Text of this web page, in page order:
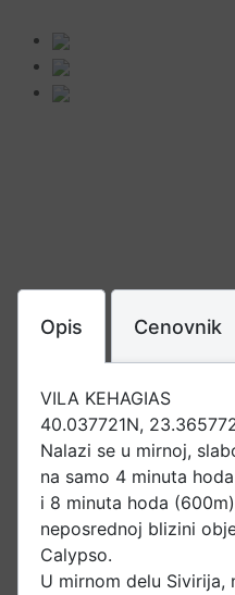
Opis Cenovnik
VILA KEHAGIAS
40.037721N,
Nalazi se u mirnoj,
na samo 4 minuta
i 8 minuta hoda
neposrednoj blizini
Calypso.
U mirnom delu Sivirija,